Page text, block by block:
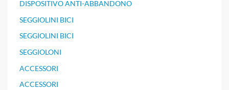
DISPOSITIVO ANTI-ABBANDONO
SEGGIOLINI BICI
SEGGIOLINI BICI
SEGGIOLONI
ACCESSORI
ACCESSORI